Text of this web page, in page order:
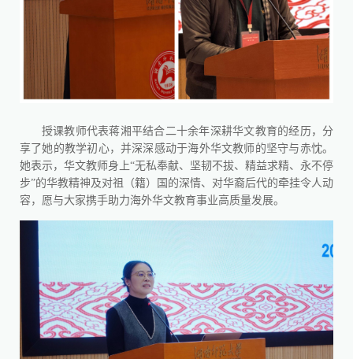
授课教师代表蒋湘平结合二十余年深耕华文教育的经历，分
享了她的教学初心，并深深感动于海外华文教师的坚守与赤忱。
她表示，华文教师身上“无私奉献、坚韧不拔、精益求精、永不停
步”的华教精神及对祖（籍）国的深情、对华裔后代的牵挂令人动
容，愿与大家携手助力海外华文教育事业高质量发展。